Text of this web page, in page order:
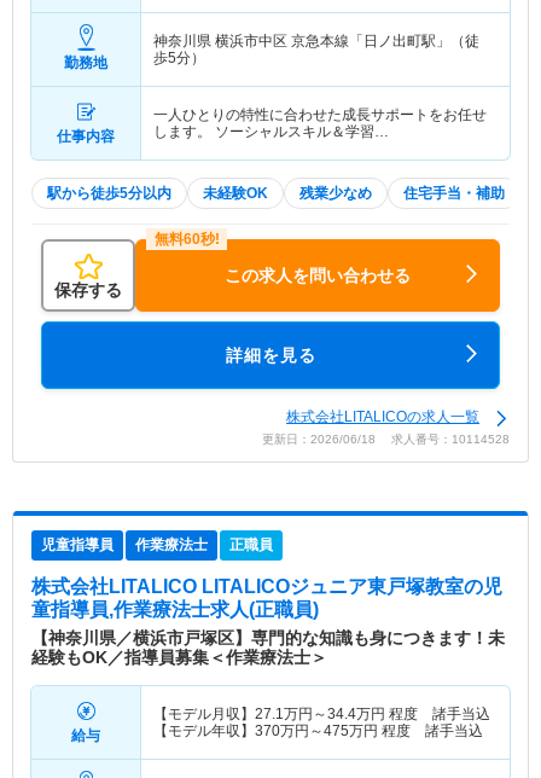
勤務地
神奈川県 横浜市中区 京急本線「日ノ出町駅」（徒
歩5分）
仕事内容
一人ひとりの特性に合わせた成長サポートをお任せ
します。 ソーシャルスキル＆学習…
駅から徒歩5分以内 未経験OK 残業少なめ 住宅手当・補助
保存する
この求人を問い合わせる
詳細を見る
株式会社LITALICOの求人一覧
更新日：2026/06/18 求人番号：10114528
児童指導員 作業療法士 正職員
株式会社LITALICO LITALICOジュニア東戸塚教室の児
童指導員,作業療法士求人(正職員)
【神奈川県／横浜市戸塚区】専門的な知識も身につきます！未
経験もOK／指導員募集＜作業療法士＞
給与
【モデル月収】 27.1万円～34.4万円 程度 諸手当込
【モデル年収】 370万円～475万円 程度 諸手当込